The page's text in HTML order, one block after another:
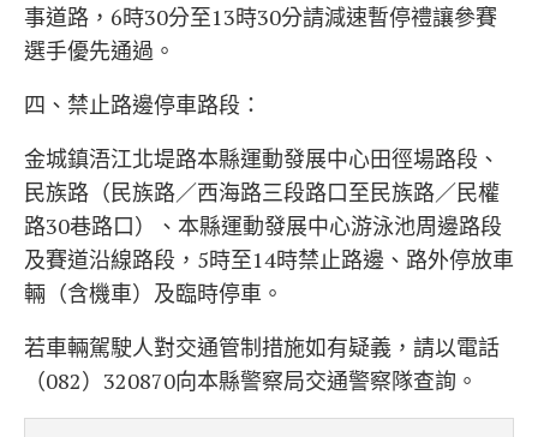
事道路，6時30分至13時30分請減速暫停禮讓參賽
選手優先通過。
四、禁止路邊停車路段：
金城鎮浯江北堤路本縣運動發展中心田徑場路段、
民族路（民族路／西海路三段路口至民族路／民權
路30巷路口）、本縣運動發展中心游泳池周邊路段
及賽道沿線路段，5時至14時禁止路邊、路外停放車
輛（含機車）及臨時停車。
若車輛駕駛人對交通管制措施如有疑義，請以電話
（082）320870向本縣警察局交通警察隊查詢。